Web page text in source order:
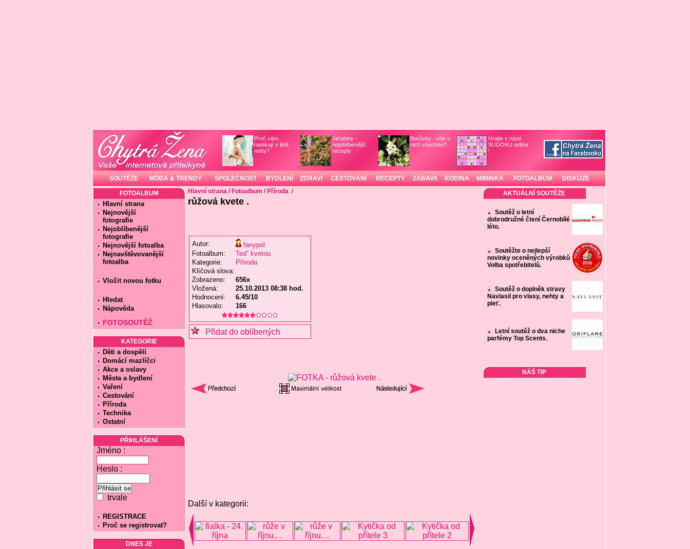
Proč vám
natékají v létě
nohy?
Jeřabiny -
nejoblíbenější
recepty
Borůvky - víte o
nich všechno?
Hrajte s námi
SUDOKU online
!
SOUTĚŽE MÓDA & TRENDY SPOLEČNOST BYDLENÍ ZDRAVÍ CESTOVÁNÍ RECEPTY ZÁBAVA RODINA MIMINKA FOTOALBUM DISKUZE
FOTOALBUM
Hlavní strana
Nejnovější
fotografie
Nejoblíbenější
fotografie
Nejnovější fotoalba
Nejnavštěvovanější
fotoalba
Vložit novou fotku
Hledat
Nápověda
FOTOSOUTĚŽ
KATEGORIE
Děti a dospělí
Domácí mazlíčci
Akce a oslavy
Města a bydlení
Vaření
Cestování
Příroda
Technika
Ostatní
PŘIHLÁŠENÍ
Jméno :
Heslo :
trvale
REGISTRACE
Proč se registrovat?
DNES JE
Hlavní strana/ Fotoalbum / Příroda /
růžová kvete .
Autor:
fanypol
Fotoalbum:
Tedˇ kvetou
Kategorie:
Příroda
Klíčová slova:
Zobrazeno:
656x
Vložená:
25.10.2013 08:38 hod.
Hodnocení:
6.45/10
Hlasovalo:
166
Přidat do oblíbených
Další v kategorii:
AKTUÁLNÍ SOUTĚŽE
Soutěž o letní
dobrodružné čtení Černobílé
léto.
Soutěžte o nejlepší
novinky oceněných výrobků
Volba spotřebitelů.
Soutěž o doplněk stravy
Navlasil pro vlasy, nehty a
pleť.
Letní soutěž o dva niche
parfémy Top Scents.
NÁŠ TIP